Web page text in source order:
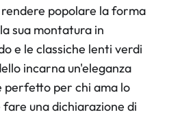
popolare la forma
sua montatura in
e le classiche lenti verdi
incarna un'eleganza
perfetto per chi ama lo
una dichiarazione di